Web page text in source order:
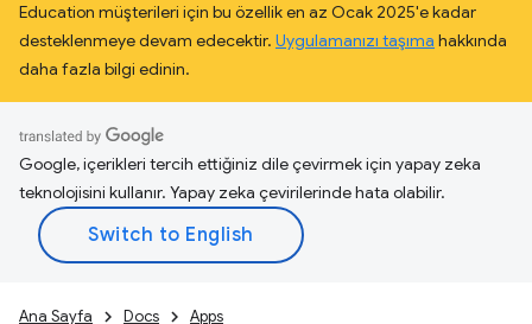
Education müşterileri için bu özellik en az Ocak 2025'e kadar
desteklenmeye devam edecektir. Uygulamanızı taşıma hakkında
daha fazla bilgi edinin.
Google, içerikleri tercih ettiğiniz dile çevirmek için yapay zeka
teknolojisini kullanır. Yapay zeka çevirilerinde hata olabilir.
Ana Sayfa Docs Apps